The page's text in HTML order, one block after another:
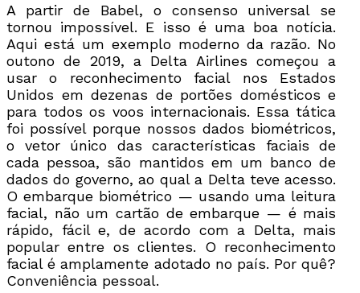
A partir de Babel, o consenso universal se
tornou impossível. E isso é uma boa notícia.
Aqui está um exemplo moderno da razão. No
outono de 2019, a Delta Airlines começou a
usar o reconhecimento facial nos Estados
Unidos em dezenas de portões domésticos e
para todos os voos internacionais. Essa tática
foi possível porque nossos dados biométricos,
o vetor único das características faciais de
cada pessoa, são mantidos em um banco de
dados do governo, ao qual a Delta teve acesso.
O embarque biométrico — usando uma leitura
facial, não um cartão de embarque — é mais
rápido, fácil e, de acordo com a Delta, mais
popular entre os clientes. O reconhecimento
facial é amplamente adotado no país. Por quê?
Conveniência pessoal.